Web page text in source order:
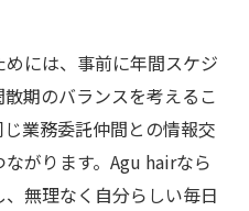
には、事前に年間スケジ
期のバランスを考えるこ
業務委託仲間との情報交
がります。Agu hairなら
無理なく自分らしい毎日